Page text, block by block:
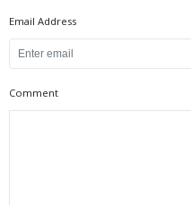
Email Address
Comment